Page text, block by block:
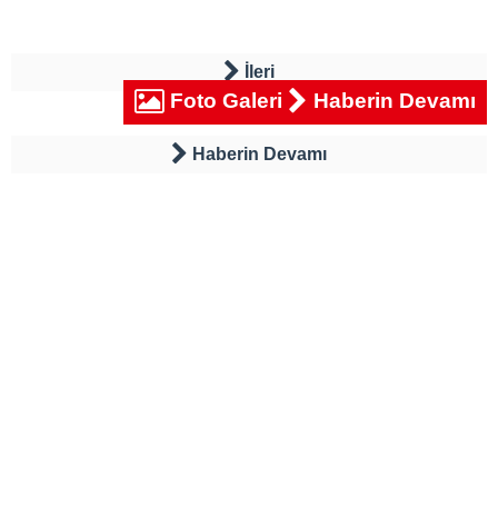
İleri
Foto Galeri Haberin Devamı
Haberin Devamı